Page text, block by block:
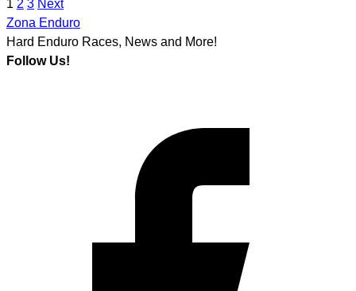
Posts
pagination
1 2 3 Next
Zona Enduro
Hard Enduro Races, News and More!
Follow Us!